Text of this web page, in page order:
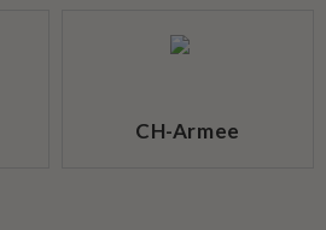
CH-Armee